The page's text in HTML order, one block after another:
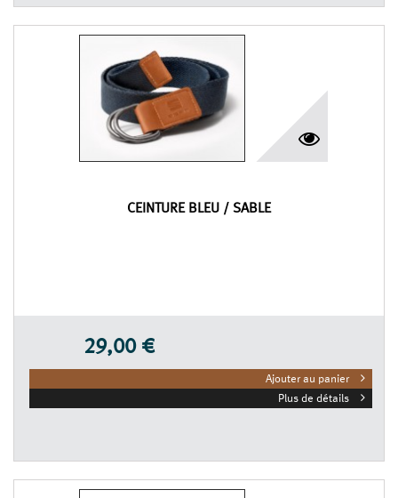
CEINTURE BLEU / SABLE
29,00 €
Ajouter au panier
Plus de détails